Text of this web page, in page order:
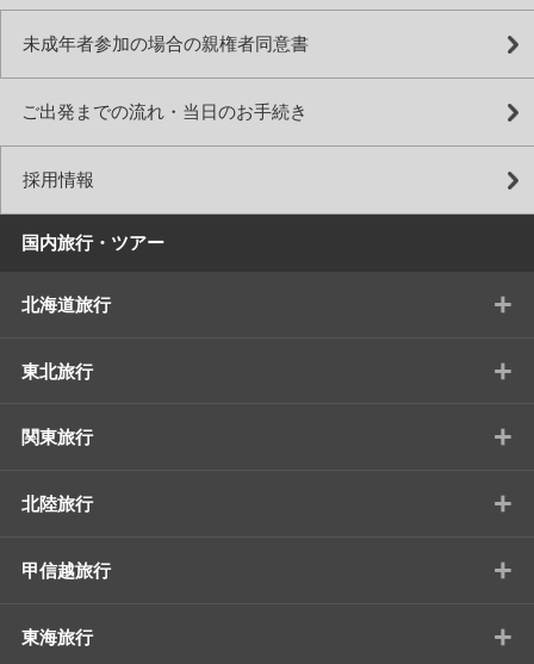
未成年者参加の場合の親権者同意書
ご出発までの流れ・当日のお手続き
採用情報
国内旅行・ツアー
北海道旅行 +
東北旅行 +
関東旅行 +
北陸旅行 +
甲信越旅行 +
東海旅行 +